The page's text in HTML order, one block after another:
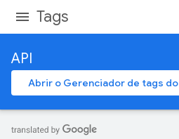
Tags
API
Abrir o Gerenciador de tags